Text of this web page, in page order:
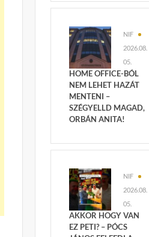
NIF
2026.08.
05.
HOME OFFICE-BÓL
NEM LEHET HAZÁT
MENTENI –
SZÉGYELLD MAGAD,
ORBÁN ANITA!
NIF
2026.08.
05.
AKKOR HOGY VAN
EZ PETI? – PÓCS